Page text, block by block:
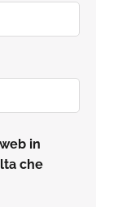
in
che